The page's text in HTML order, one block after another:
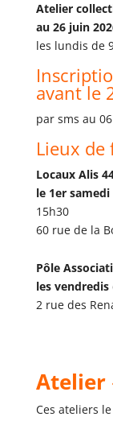
Atelier
au 26 juin
les lundis de
avant le
par sms au
Lieux
Locaux Alis
le 1er
15h30
60 rue de la
Pôle
les vendredis
2 rue des
Atelier
Ces ateliers